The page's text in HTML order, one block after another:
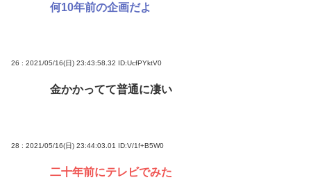
何10年前の企画だよ
26 : 2021/05/16(日) 23:43:58.32 ID:UcfPYktV0
金かかってて普通に凄い
28 : 2021/05/16(日) 23:44:03.01 ID:V/1f+B5W0
二十年前にテレビでみた